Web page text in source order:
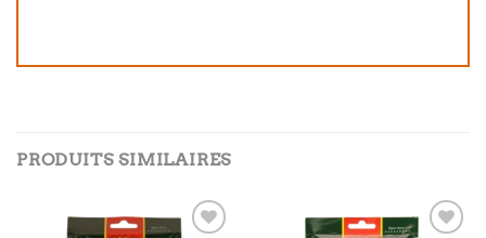
PRODUITS SIMILAIRES